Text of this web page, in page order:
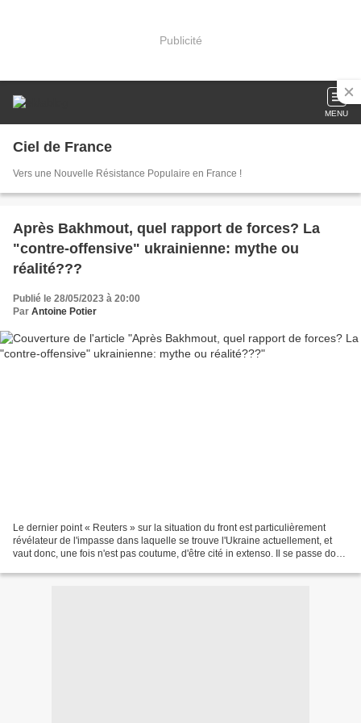
Publicité
MENU
Ciel de France
Vers une Nouvelle Résistance Populaire en France !
Après Bakhmout, quel rapport de forces? La
"contre-offensive" ukrainienne: mythe ou
réalité???
Publié le 28/05/2023 à 20:00
Par Antoine Potier
Le dernier point « Reuters » sur la situation du front est particulièrement
révélateur de l'impasse dans laquelle se trouve l'Ukraine actuellement, et
vaut donc, une fois n'est pas coutume, d'être cité in extenso. Il se passe donc